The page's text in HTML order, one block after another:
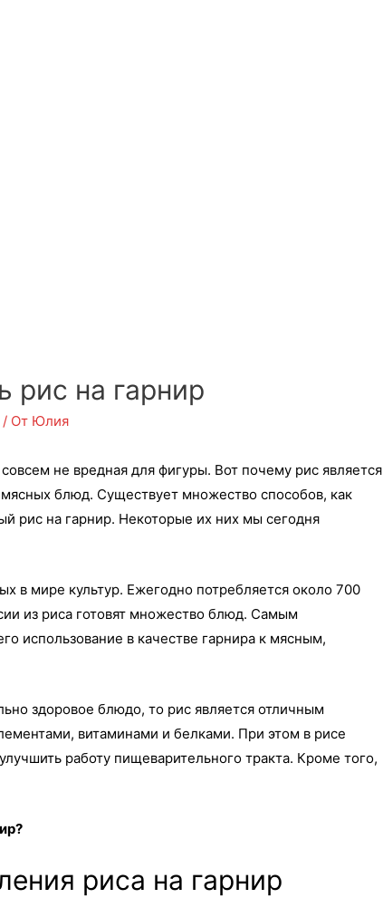
рис на гарнир
/ От Юлия
не вредная для фигуры. Вот почему рис является
блюд. Существует множество способов, как
рис на гарнир. Некоторые их них мы сегодня
в мире культур. Ежегодно потребляется около 700
из риса готовят множество блюд. Самым
использование в качестве гарнира к мясным,
здоровое блюдо, то рис является отличным
витаминами и белками. При этом в рисе
работу пищеварительного тракта. Кроме того,
риса на гарнир